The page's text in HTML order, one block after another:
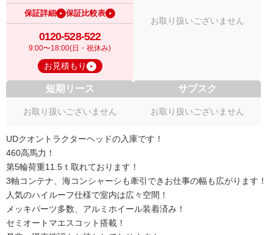
保証詳細 保証比較表
0120-528-522
9:00〜18:00(日・祝休み)
お見積もり
お取り扱いございません
短期リース
お取り扱いございません
サブスク
お取り扱いございません
UDクオントラクターヘッドの入庫です！
460高馬力！
第5輪荷重11.5ｔ取れております！
3軸コンテナ、海コンシャーシも牽引できお仕事の幅も広がります！
人気のハイルーフ仕様で室内は広々空間！
メッキパーツ多数、アルミホイール装着済み！
セミオートマエスコット搭載！